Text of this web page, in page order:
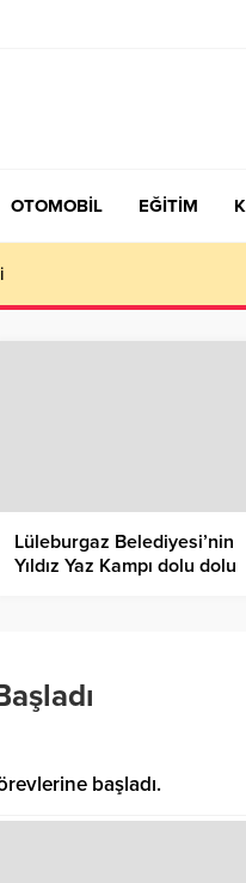
OTOMOBİL EĞİTİM
Lüleburgaz Belediyesi’nin
Yıldız Yaz Kampı dolu dolu
başladı.